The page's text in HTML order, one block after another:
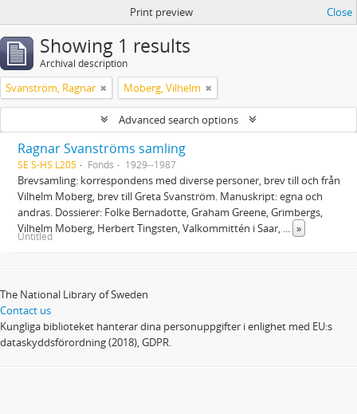
Print preview Close
Showing 1 results
Archival description
Svanström, Ragnar Moberg, Vilhelm
Advanced search options
Ragnar Svanströms samling
SE S-HS L205 Fonds 1929--1987
Brevsamling: korrespondens med diverse personer, brev till och från
Vilhelm Moberg, brev till Greta Svanström. Manuskript: egna och
andras. Dossierer: Folke Bernadotte, Graham Greene, Grimbergs,
Vilhelm Moberg, Herbert Tingsten, Valkommittén i Saar, ... »
Untitled
The National Library of Sweden
Contact us
Kungliga biblioteket hanterar dina personuppgifter i enlighet med EU:s
dataskyddsförordning (2018), GDPR.